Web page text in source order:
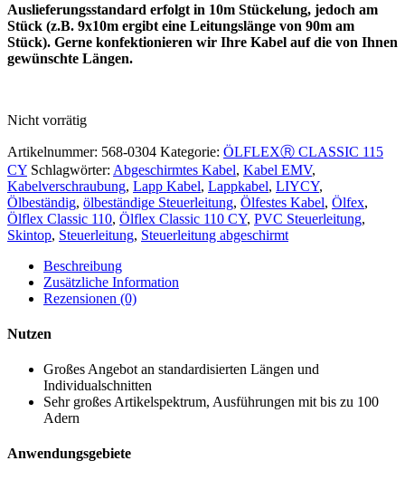
Auslieferungsstandard erfolgt in 10m Stückelung, jedoch am
Stück (z.B. 9x10m ergibt eine Leitungslänge von 90m am
Stück). Gerne konfektionieren wir Ihre Kabel auf die von Ihnen
gewünschte Längen.
Nicht vorrätig
Artikelnummer: 568-0304 Kategorie: ÖLFLEXⓇ CLASSIC 115
CY Schlagwörter: Abgeschirmtes Kabel, Kabel EMV,
Kabelverschraubung, Lapp Kabel, Lappkabel, LIYCY,
Ölbeständig, ölbeständige Steuerleitung, Ölfestes Kabel, Ölfex,
Ölflex Classic 110, Ölflex Classic 110 CY, PVC Steuerleitung,
Skintop, Steuerleitung, Steuerleitung abgeschirmt
Beschreibung
Zusätzliche Information
Rezensionen (0)
Nutzen
Großes Angebot an standardisierten Längen und
Individualschnitten
Sehr großes Artikelspektrum, Ausführungen mit bis zu 100
Adern
Anwendungsgebiete